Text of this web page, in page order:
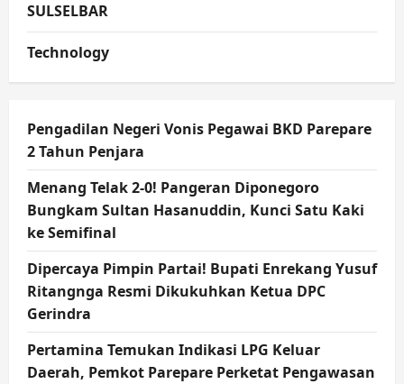
SULSELBAR
Technology
Pengadilan Negeri Vonis Pegawai BKD Parepare
2 Tahun Penjara
Menang Telak 2-0! Pangeran Diponegoro
Bungkam Sultan Hasanuddin, Kunci Satu Kaki
ke Semifinal
Dipercaya Pimpin Partai! Bupati Enrekang Yusuf
Ritangnga Resmi Dikukuhkan Ketua DPC
Gerindra
Pertamina Temukan Indikasi LPG Keluar
Daerah, Pemkot Parepare Perketat Pengawasan